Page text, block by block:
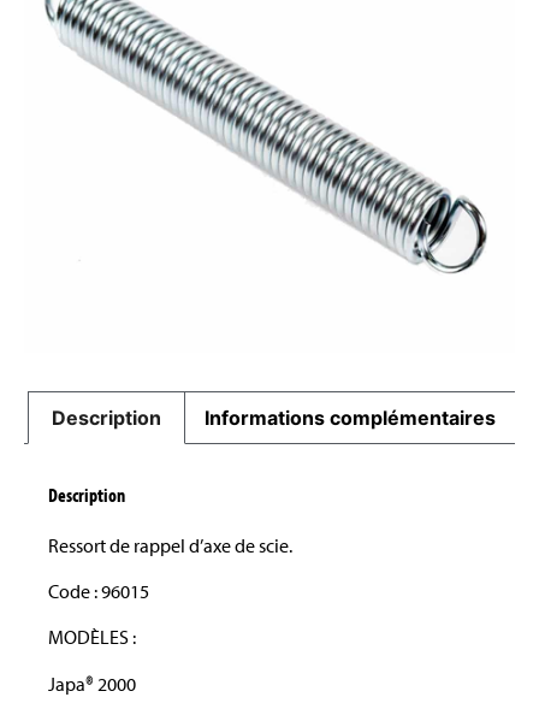
Description Informations complémentaires
Description
Ressort de rappel d’axe de scie.
Code : 96015
MODÈLES :
Japa® 2000